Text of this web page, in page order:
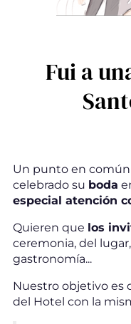
Fui a
Un punto en común
celebrado su boda
especial atención
Quieren que los
ceremonia, del
gastronomía...
Nuestro objetivo es
del Hotel con la